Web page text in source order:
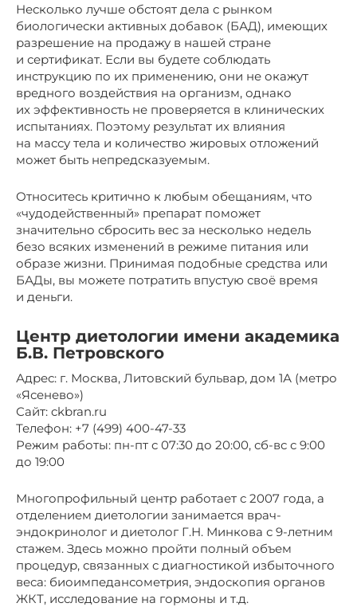
Несколько лучше обстоят дела с рынком
биологически активных добавок (БАД), имеющих
разрешение на продажу в нашей стране
и сертификат. Если вы будете соблюдать
инструкцию по их применению, они не окажут
вредного воздействия на организм, однако
их эффективность не проверяется в клинических
испытаниях. Поэтому результат их влияния
на массу тела и количество жировых отложений
может быть непредсказуемым.
Относитесь критично к любым обещаниям, что
«чудодейственный» препарат поможет
значительно сбросить вес за несколько недель
безо всяких изменений в режиме питания или
образе жизни. Принимая подобные средства или
БАДы, вы можете потратить впустую своё время
и деньги.
Центр диетологии имени академика
Б.В. Петровского
Адрес: г. Москва, Литовский бульвар, дом 1А (метро
«Ясенево»)
Сайт: ckbran.ru
Телефон: +7 (499) 400-47-33
Режим работы: пн-пт с 07:30 до 20:00, сб-вс с 9:00
до 19:00
Многопрофильный центр работает с 2007 года, а
отделением диетологии занимается врач-
эндокринолог и диетолог Г.Н. Минкова с 9-летним
стажем. Здесь можно пройти полный объем
процедур, связанных с диагностикой избыточного
веса: биоимпедансометрия, эндоскопия органов
ЖКТ, исследование на гормоны и т.д.